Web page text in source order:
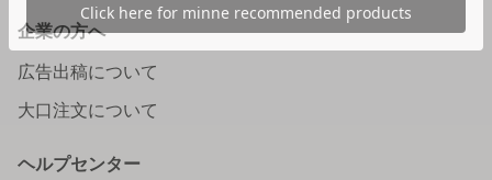
企業の方へ
広告出稿について
大口注文について
ヘルプセンター